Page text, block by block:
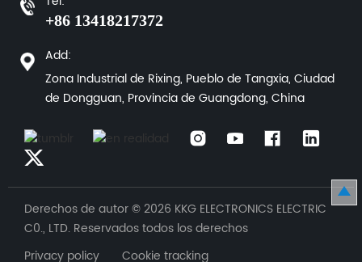
+86 13418217372
Add:
Zona Industrial de Rixing, Pueblo de Tangxia, Ciudad
de Dongguan, Provincia de Guangdong, China
Derechos de autor © 2026 KKG ELECTRONICS ELECTRIC
C0., LTD. Reservados todos los derechos
Privacy policy Cookie tracking